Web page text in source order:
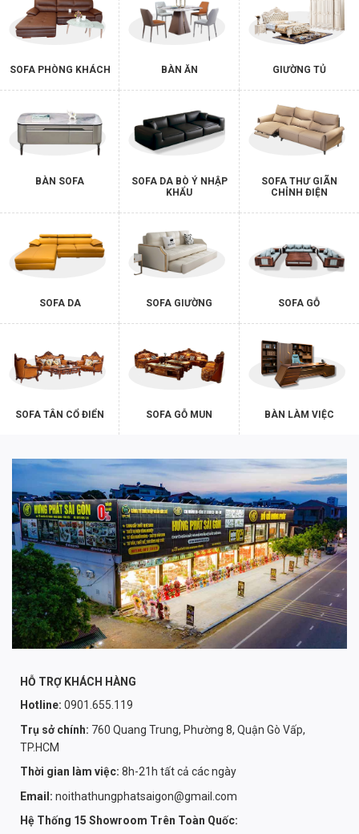
SOFA PHÒNG KHÁCH BÀN ĂN GIƯỜNG TỦ
BÀN SOFA
SOFA DA BÒ Ý NHẬP
KHẨU
SOFA THƯ GIÃN
CHỈNH ĐIỆN
SOFA DA SOFA GIƯỜNG SOFA GỖ
SOFA TÂN CỔ ĐIỂN SOFA GỖ MUN BÀN LÀM VIỆC
HỖ TRỢ KHÁCH HÀNG
Hotline: 0901.655.119
Trụ sở chính: 760 Quang Trung, Phường 8, Quận Gò Vấp,
TP.HCM
Thời gian làm việc: 8h-21h tất cả các ngày
Email: noithathungphatsaigon@gmail.com
Hệ Thống 15 Showroom Trên Toàn Quốc: